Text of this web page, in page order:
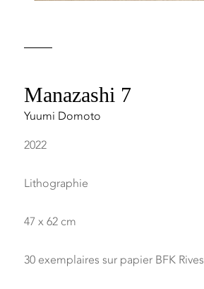
Manazashi 7
Yuumi Domoto
2022
Lithographie
47 x 62 cm
30 exemplaires sur papier BFK Rives